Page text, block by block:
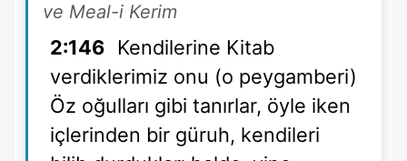
ve Meal-i Kerim
2:146
Kendilerine Kitab
verdiklerimiz onu (o peygamberi)
Öz oğulları gibi tanırlar, öyle iken
içlerinden bir güruh, kendileri